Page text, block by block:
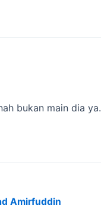
bukan main dia ya.
Amirfuddin